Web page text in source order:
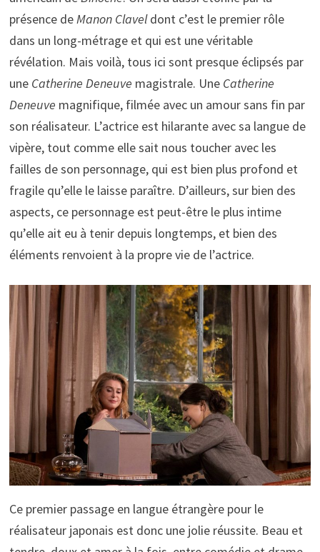
présence deManon Claveldont c’est le premier rôle
dans un long-métrage et qui est une véritable
révélation. Mais voilà, tous ici sont presque éclipsés par
une Catherine Deneuve magistrale. Une Catherine
Deneuve magnifique, filmée avec un amour sans fin par
son réalisateur. L’actrice est hilarante avec sa langue de
vipère, tout comme elle sait nous toucher avec les
failles de son personnage, qui est bien plus profond et
fragile qu’elle le laisse paraître. D’ailleurs, sur bien des
aspects, ce personnage est peut-être le plus intime
qu’elle ait eu à tenir depuis longtemps, et bien des
éléments renvoient à la propre vie de l’actrice.
Ce premier passage en langue étrangère pour le
réalisateur japonais est donc une jolie réussite. Beau et